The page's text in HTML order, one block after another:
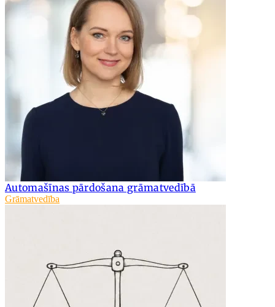
Automašīnas pārdošana grāmatvedībā
Grāmatvedība